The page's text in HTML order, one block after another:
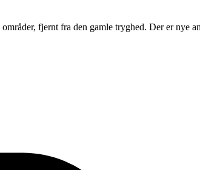
fjernt fra den gamle tryghed. Der er nye